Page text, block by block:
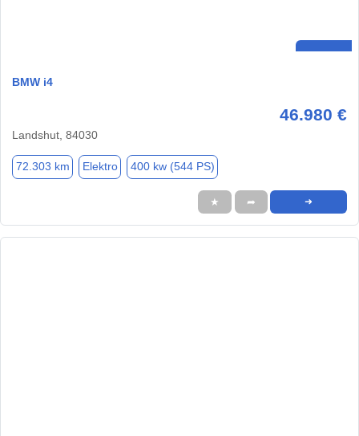
BMW i4
46.980 €
Landshut, 84030
72.303 km Elektro 400 kw (544 PS)
★ ➦ ➜